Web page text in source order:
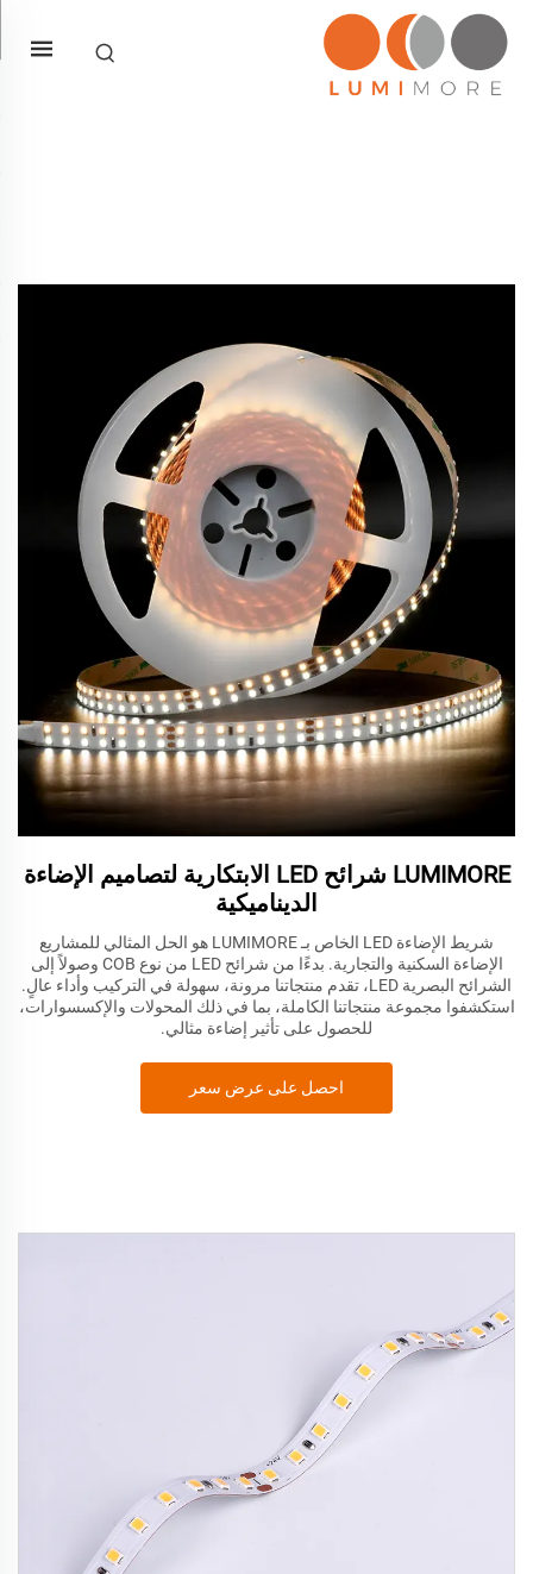
LUMIMORE شرائح LED الابتكارية لتصاميم الإضاءة
الديناميكية
شريط الإضاءة LED الخاص بـ LUMIMORE هو الحل المثالي للمشاريع
الإضاءة السكنية والتجارية. بدءًا من شرائح LED من نوع COB وصولاً إلى
الشرائح البصرية LED، تقدم منتجاتنا مرونة، سهولة في التركيب وأداء عالٍ.
استكشفوا مجموعة منتجاتنا الكاملة، بما في ذلك المحولات والإكسسوارات،
للحصول على تأثير إضاءة مثالي.
احصل على عرض سعر